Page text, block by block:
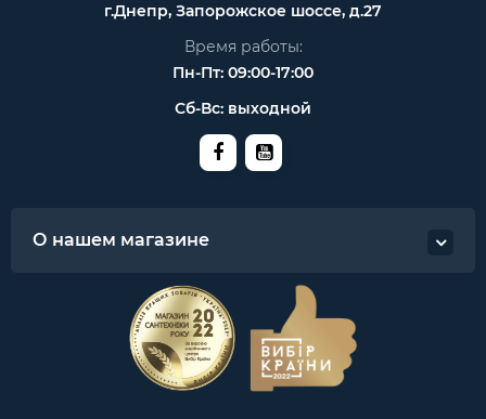
г.Днепр, Запорожское шоссе, д.27
Время работы:
Пн-Пт: 09:00-17:00
Сб-Вс: выходной
О нашем магазине